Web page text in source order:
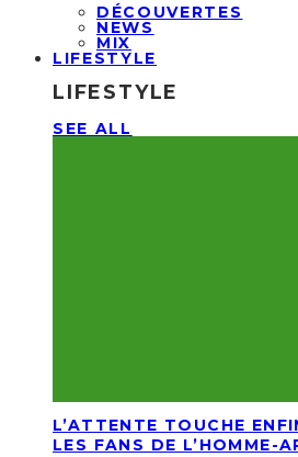
DÉCOUVERTES
NEWS
MIX
LIFESTYLE
LIFESTYLE
SEE ALL
L’ATTENTE TOUCHE
LES FANS DE L’HOMME-